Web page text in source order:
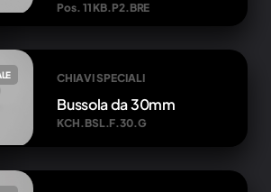
Pos. 11 KB.P2.BRE
CHIAVI SPECIALI
Bussola da 30mm
KCH.BSL.F.30.G